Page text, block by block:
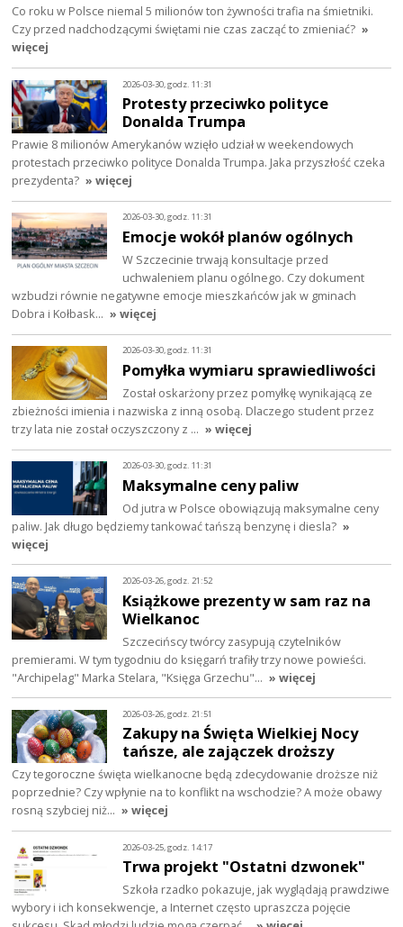
Co roku w Polsce niemal 5 milionów ton żywności trafia na śmietniki.
Czy przed nadchodzącymi świętami nie czas zacząć to zmieniać? »
więcej
2026-03-30, godz. 11:31
Protesty przeciwko polityce
Donalda Trumpa
Prawie 8 milionów Amerykanów wzięło udział w weekendowych
protestach przeciwko polityce Donalda Trumpa. Jaka przyszłość czeka
prezydenta? » więcej
2026-03-30, godz. 11:31
Emocje wokół planów ogólnych
W Szczecinie trwają konsultacje przed
uchwaleniem planu ogólnego. Czy dokument
wzbudzi równie negatywne emocje mieszkańców jak w gminach
Dobra i Kołbask… » więcej
2026-03-30, godz. 11:31
Pomyłka wymiaru sprawiedliwości
Został oskarżony przez pomyłkę wynikającą ze
zbieżności imienia i nazwiska z inną osobą. Dlaczego student przez
trzy lata nie został oczyszczony z … » więcej
2026-03-30, godz. 11:31
Maksymalne ceny paliw
Od jutra w Polsce obowiązują maksymalne ceny
paliw. Jak długo będziemy tankować tańszą benzynę i diesla? »
więcej
2026-03-26, godz. 21:52
Książkowe prezenty w sam raz na
Wielkanoc
Szczecińscy twórcy zasypują czytelników
premierami. W tym tygodniu do księgarń trafiły trzy nowe powieści.
"Archipelag" Marka Stelara, "Księga Grzechu"… » więcej
2026-03-26, godz. 21:51
Zakupy na Święta Wielkiej Nocy
tańsze, ale zajączek droższy
Czy tegoroczne święta wielkanocne będą zdecydowanie droższe niż
poprzednie? Czy wpłynie na to konflikt na wschodzie? A może obawy
rosną szybciej niż… » więcej
2026-03-25, godz. 14:17
Trwa projekt "Ostatni dzwonek"
Szkoła rzadko pokazuje, jak wyglądają prawdziwe
wybory i ich konsekwencje, a Internet często upraszcza pojęcie